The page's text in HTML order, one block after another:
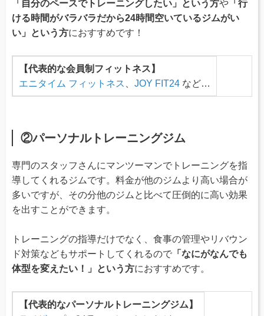
「自分のペースでトレーニングしたい」という方や 「行
ける時間がバラバラだから24時間空いているジムがい
い」という方におすすめです！
【代表的な会員制フィットネス】
エニタイム フィットネス
JOY FIT24 など…
②パーソナルトレーニングジム
専門のスタッフさんにマンツーマンでトレーニングを指
導してくれるジムです。料金が他のジムより高い場合が
多いですが、その分他のジムと比べて圧倒的に高い効果
を出すことができます。
トレーニングの指導だけでなく、食事の管理やリバウン
ド対策などもサポートしてくれるので 「なにがなんでも
体型を変えたい！」という方におすすめです。
【代表的なパーソナルトレーニングジム】